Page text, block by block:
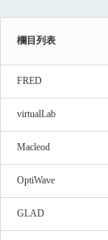
欄目列表
FRED
virtualLab
Macleod
OptiWave
GLAD